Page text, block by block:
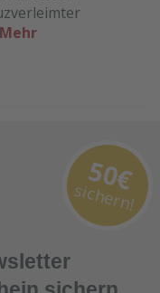
Mehr
50€
sichern!